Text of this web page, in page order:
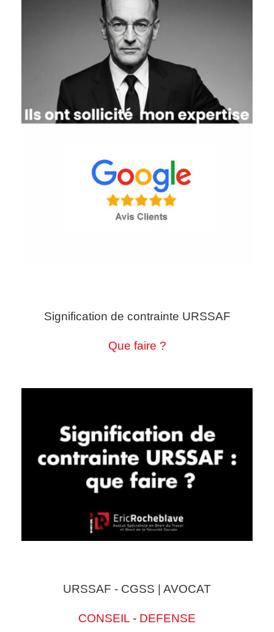
Signification de contrainte URSSAF
Que faire ?
URSSAF - CGSS | AVOCAT
CONSEIL - DEFENSE